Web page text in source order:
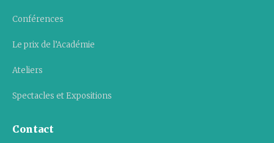
Conférences
Le prix de l’Académie
Ateliers
Spectacles et Expositions
Contact